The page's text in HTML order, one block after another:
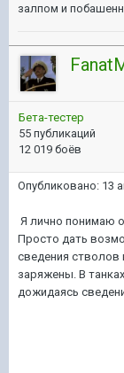
залпом и
Бета-тестер
55 публикаций
12 019 боёв
Опубликовано: 13
Я лично понимаю
Просто дать
сведения стволов
заряжены. В
дожидаясь